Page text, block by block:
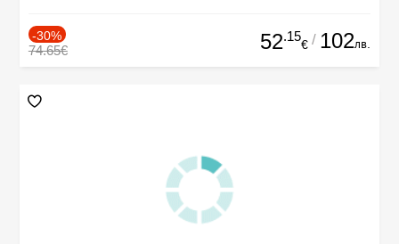
-30%
74.65€ 52.15
€ / 102лв.